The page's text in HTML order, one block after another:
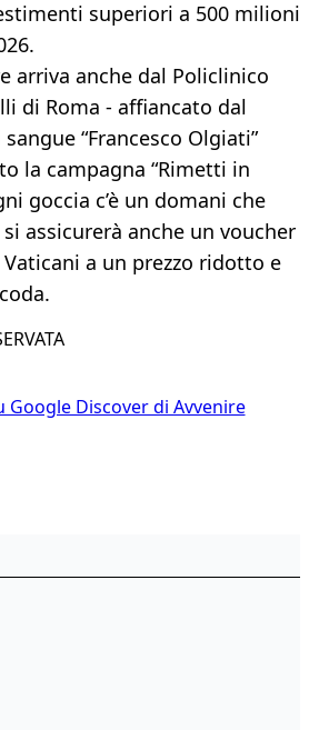
superiori a 500 milioni
arriva anche dal Policlinico
di Roma - affiancato dal
“Francesco Olgiati”
la campagna “Rimetti in
goccia c’è un domani che
assicurerà anche un voucher
a un prezzo ridotto e
Google Discover di Avvenire